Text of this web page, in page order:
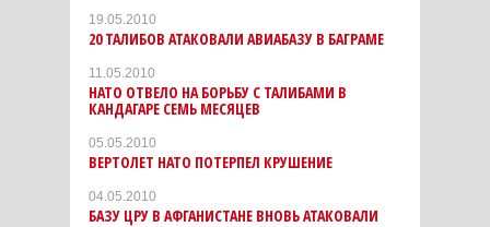
19.05.2010
20 ТАЛИБОВ АТАКОВАЛИ АВИАБАЗУ В БАГРАМЕ
11.05.2010
НАТО ОТВЕЛО НА БОРЬБУ С ТАЛИБАМИ В
КАНДАГАРЕ СЕМЬ МЕСЯЦЕВ
05.05.2010
ВЕРТОЛЕТ НАТО ПОТЕРПЕЛ КРУШЕНИЕ
04.05.2010
БАЗУ ЦРУ В АФГАНИСТАНЕ ВНОВЬ АТАКОВАЛИ